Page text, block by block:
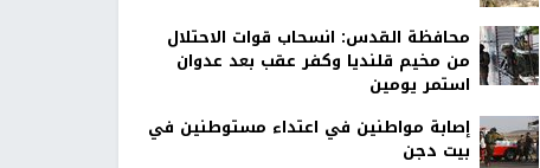
محافظة القدس: انسحاب قوات الاحتلال
من مخيم قلنديا وكفر عقب بعد عدوان
استمر يومين
إصابة مواطنين في اعتداء مستوطنين في
بيت دجن